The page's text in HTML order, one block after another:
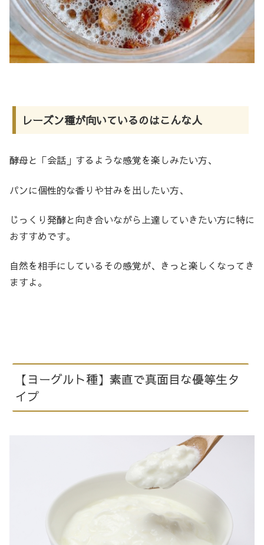
レーズン種が向いているのはこんな人
酵母と「会話」するような感覚を楽しみたい方、
パンに個性的な香りや甘みを出したい方、
じっくり発酵と向き合いながら上達していきたい方に特に
おすすめです。
自然を相手にしているその感覚が、きっと楽しくなってき
ますよ。
【ヨーグルト種】素直で真面目な優等生タ
イプ